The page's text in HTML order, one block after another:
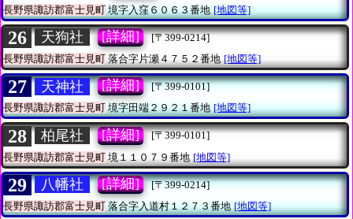
長野県諏訪郡富士見町境字入窪６０６３番地 [地図等]
26 天狗社 [詳細]
[〒399-0214]
長野県諏訪郡富士見町 落合字片瀬４７５２番地 [地図等]
27 天神社 [詳細]
[〒399-0101]
長野県諏訪郡富士見町境字田端２９２１番地 [地図等]
28 柏尾社 [詳細]
[〒399-0101]
長野県諏訪郡富士見町 境１１０７９番地 [地図等]
29 八幡社 [詳細]
[〒399-0214]
長野県諏訪郡富士見町落合字入道村１２７３番地 [地図等]